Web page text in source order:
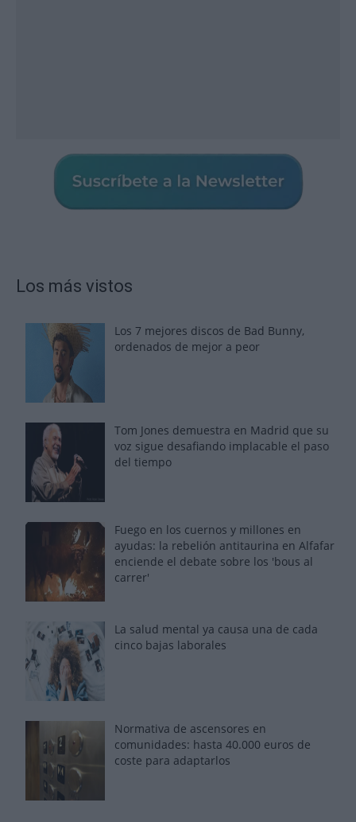
Los más vistos
Los 7 mejores discos de Bad Bunny,
ordenados de mejor a peor
Tom Jones demuestra en Madrid que su
voz sigue desafiando implacable el paso
del tiempo
Fuego en los cuernos y millones en
ayudas: la rebelión antitaurina en Alfafar
enciende el debate sobre los 'bous al
carrer'
La salud mental ya causa una de cada
cinco bajas laborales
Normativa de ascensores en
comunidades: hasta 40.000 euros de
coste para adaptarlos